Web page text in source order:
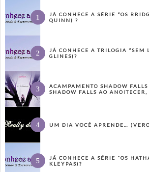
JÁ CONHECE A SÉRIE “OS
QUINN) ?
JÁ CONHECE A TRILOGIA “SEM
GLINES)?
ACAMPAMENTO SHADOW
SHADOW FALLS AO
UM DIA VOCÊ APRENDE…
JÁ CONHECE A SÉRIE “OS
KLEYPAS)?